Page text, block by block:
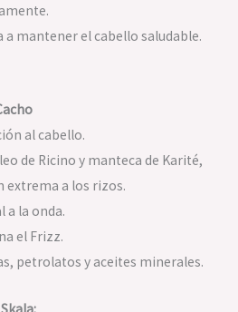
a mantener el cabello saludable.
al cabello.
de Ricino y manteca de Karité,
a los rizos.
a la onda.
el Frizz.
petrolatos y aceites minerales.